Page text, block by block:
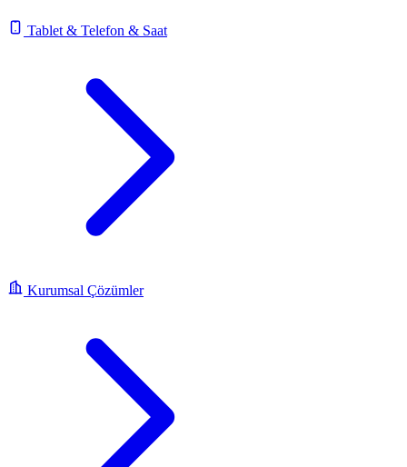
Tablet & Telefon & Saat
Kurumsal Çözümler